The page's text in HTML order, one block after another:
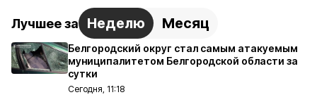
Лучшее за Неделю Месяц
Белгородский округ стал самым атакуемым
муниципалитетом Белгородской области за
сутки
Сегодня, 11:18